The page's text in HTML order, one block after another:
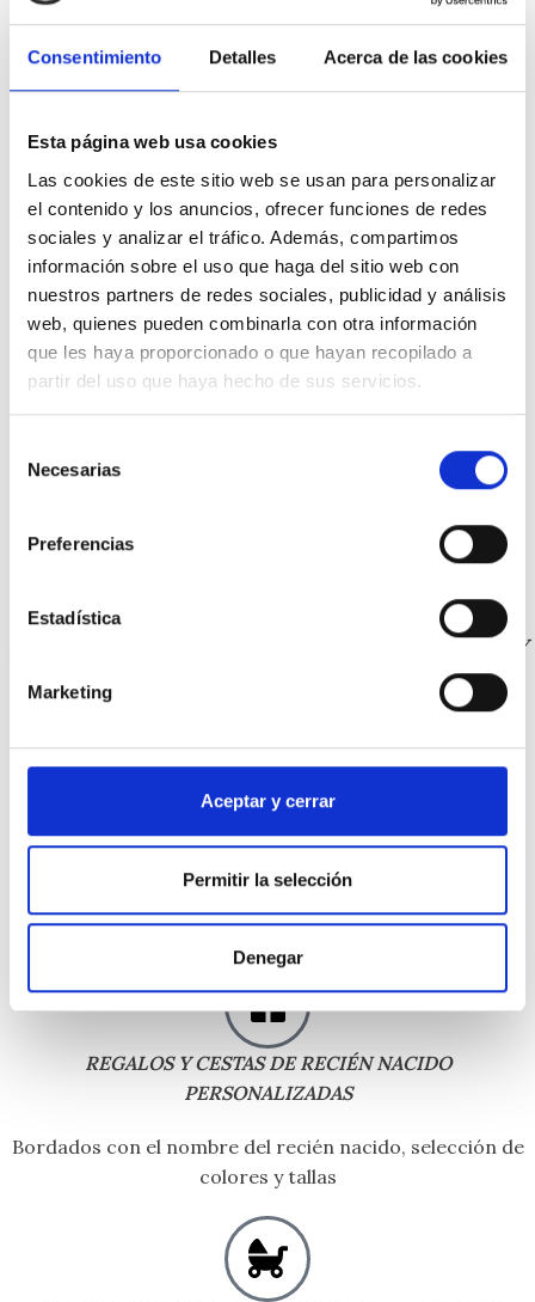
Consentimiento Detalles Acerca de las cookies
Esta página web usa cookies
Las cookies de este sitio web se usan para personalizar
el contenido y los anuncios, ofrecer funciones de redes
sociales y analizar el tráfico. Además, compartimos
información sobre el uso que haga del sitio web con
nuestros partners de redes sociales, publicidad y análisis
web, quienes pueden combinarla con otra información
que les haya proporcionado o que hayan recopilado a
partir del uso que haya hecho de sus servicios.
Necesarias
Preferencias
Estadística
Marketing
Aceptar y cerrar
Permitir la selección
Denegar
marcados
con
asterisco *
LOS BORDADOS NO RETRASARÁN EL
Al finalizar el proceso de compra podrás indicar
tanto elNOMBRE del BEBÉ
Te invitamos a visitar nuestra sección deRegalos
para Recien Nacido. También, te invitamos a visitar
nuestra selección deCanastillas Bebe.
Entregas en 24 horas en Península y con posibilidad
de entrega en el día en Madrid. Envíos a hospitales,
domicilios y empresas. Conoce nuestras condiciones
enEnvíos y Entregas.
POSIBILIDAD DE ENTREGA EL MISMO DÍA EN MADRID Y
EN 24 HORAS EN EL RESTO DE PENÍNSULA
ENVÍOS GRATIS
A partir de 29€ con entrega en 24 horas laborables en
Península
REGALOS Y CESTAS DE RECIÉN NACIDO
PERSONALIZADAS
Bordados con el nombre del recién nacido, selección de
colores y tallas